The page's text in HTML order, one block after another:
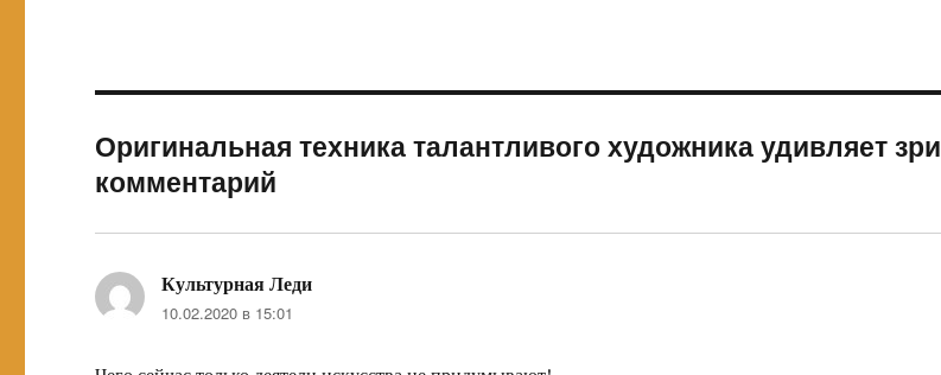
Оригинальная техника талантливого художника удивляет
комментарий
Культурная Леди
10.02.2020 в 15:01